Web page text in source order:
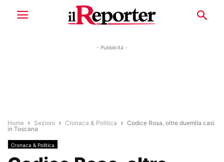
- Pubblicità -
Home Sezioni Cronaca & Politica
Codice Rosa, oltre duemila casi
in Toscana
Cronaca & Politica